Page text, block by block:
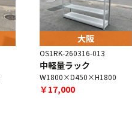
大阪
OS1RK-260316-013
中軽量ラック
W1800×D450×H1800
￥17,000